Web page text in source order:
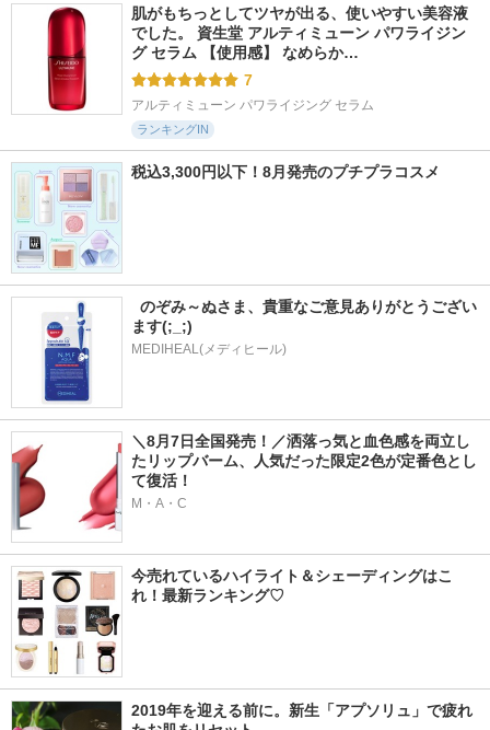
肌がもちっとしてツヤが出る、使いやすい美容液
でした。 資生堂 アルティミューン パワライジン
グ セラム 【使用感】 なめらか…
7
アルティミューン パワライジング セラム
ランキングIN
税込3,300円以下！8月発売のプチプラコスメ
のぞみ～ぬさま、貴重なご意見ありがとうござい
ます(;_;)
MEDIHEAL(メディヒール)
＼8月7日全国発売！／洒落っ気と血色感を両立し
たリップバーム、人気だった限定2色が定番色とし
て復活！
M・A・C
今売れているハイライト＆シェーディングはこ
れ！最新ランキング♡
2019年を迎える前に。新生「アプソリュ」で疲れ